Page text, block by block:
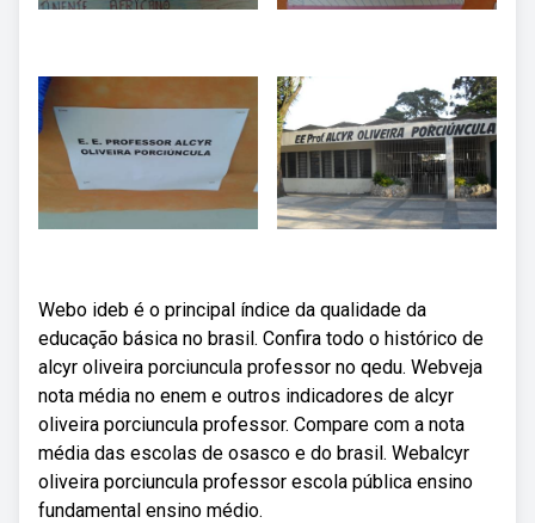
Webo ideb é o principal índice da qualidade da
educação básica no brasil. Confira todo o histórico de
alcyr oliveira porciuncula professor no qedu. Webveja
nota média no enem e outros indicadores de alcyr
oliveira porciuncula professor. Compare com a nota
média das escolas de osasco e do brasil. Webalcyr
oliveira porciuncula professor escola pública ensino
fundamental ensino médio.